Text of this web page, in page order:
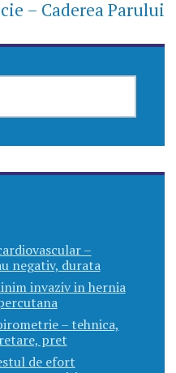
– Caderea Parului
–
negativ, durata
invaziv in hernia
– tehnica,
pret
de efort